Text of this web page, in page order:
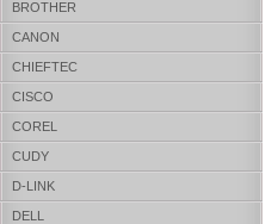
BROTHER
CANON
CHIEFTEC
CISCO
COREL
CUDY
D-LINK
DELL